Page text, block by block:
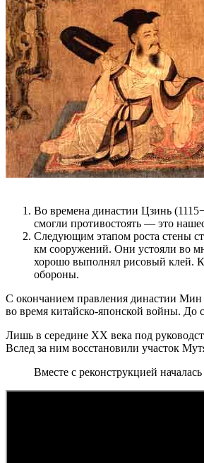
Во времена династии Цзинь
смогли противостоять — это
Следующим этапом роста стены
км сооружений. Они устояли во
хорошо выполнял рисовый клей.
обороны.
С окончанием правления династии Мин
во время китайско-японской войны. До
Лишь в середине ХХ века под
Вслед за ним восстановили участок
Вместе с реконструкцией